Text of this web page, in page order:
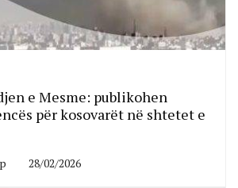
e Mesme: publikohen
për kosovarët në shtetet e
28/02/2026